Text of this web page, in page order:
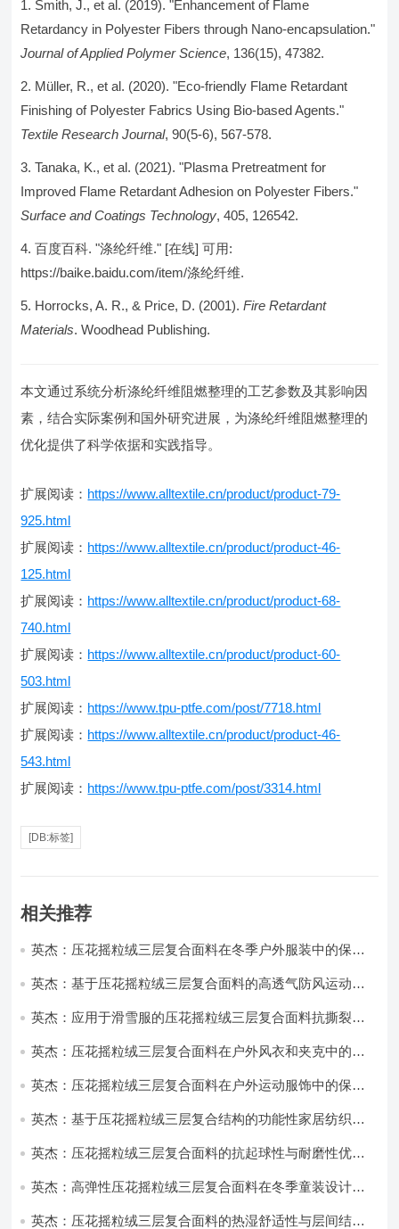
Smith, J., et al. (2019). "Enhancement of Flame
Retardancy in Polyester Fibers through Nano-encapsulation."
Journal of Applied Polymer Science, 136(15), 47382.
Müller, R., et al. (2020). "Eco-friendly Flame Retardant
Finishing of Polyester Fabrics Using Bio-based Agents."
Textile Research Journal, 90(5-6), 567-578.
Tanaka, K., et al. (2021). "Plasma Pretreatment for
Improved Flame Retardant Adhesion on Polyester Fibers."
Surface and Coatings Technology, 405, 126542.
百度百科. "涤纶纤维." [在线] 可用:
https://baike.baidu.com/item/涤纶纤维.
Horrocks, A. R., & Price, D. (2001).Fire Retardant
Materials. Woodhead Publishing.
本文通过系统分析涤纶纤维阻燃整理的工艺参数及其影响因
素，结合实际案例和国外研究进展，为涤纶纤维阻燃整理的
优化提供了科学依据和实践指导。
扩展阅读： https://www.alltextile.cn/product/product-79-
925.html
扩展阅读： https://www.alltextile.cn/product/product-46-
125.html
扩展阅读： https://www.alltextile.cn/product/product-68-
740.html
扩展阅读： https://www.alltextile.cn/product/product-60-
503.html
扩展阅读： https://www.tpu-ptfe.com/post/7718.html
扩展阅读： https://www.alltextile.cn/product/product-46-
543.html
扩展阅读： https://www.tpu-ptfe.com/post/3314.html
[DB:标签]
相关推荐
英杰：压花摇粒绒三层复合面料在冬季户外服装中的保暖
英杰：基于压花摇粒绒三层复合面料的高透气防风运动服
英杰：应用于滑雪服的压花摇粒绒三层复合面料抗撕裂与
英杰：压花摇粒绒三层复合面料在户外风衣和夹克中的应
英杰：压花摇粒绒三层复合面料在户外运动服饰中的保暖
英杰：基于压花摇粒绒三层复合结构的功能性家居纺织品
英杰：压花摇粒绒三层复合面料的抗起球性与耐磨性优化
英杰：高弹性压花摇粒绒三层复合面料在冬季童装设计中
英杰：压花摇粒绒三层复合面料的热湿舒适性与层间结合